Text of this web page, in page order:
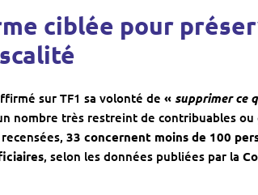
ciblée pour
sur TF1 sa volonté de « supprimer ce
nombre très restreint de contribuables
33 concernent moins de 100
, selon les données publiées par la